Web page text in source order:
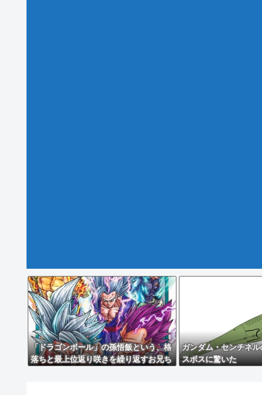
「ドラゴンボール」の孫悟飯という、格
落ちと最上位返り咲きを繰り返すお兄ち
ガンダム・センチネ
スボスに驚いた